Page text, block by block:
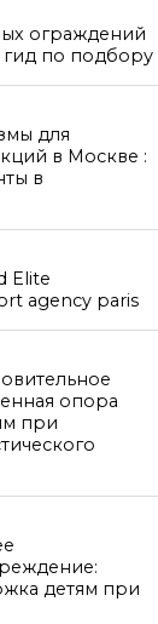
ограждений
гид по подбору
для
в Москве :
в
Elite
agency paris
опора
при
детям при